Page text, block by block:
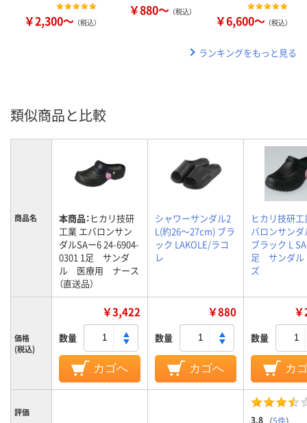
￥2,300～ （税込）
￥880～ （税込）
￥6,600～ （税込）
ランキングをもっと見る
類似商品と比較
商品名 本商品： ヒカリ技研
工業 エバロンサン
ダルSAー6 24-6904-
0301 1足 サンダ
ル 医療用 ナース
（直送品）
シャワーサンダル2
L(約26～27cm) ブラ
ック LAKOLE/ラコ
レ
ヒカリ技研工
バロンサン
ブラック L
足 サンダ
ズ
価格
(税込)
￥3,422
数量
カゴへ
￥880
数量
カゴへ
数量
カ
評価
3.8